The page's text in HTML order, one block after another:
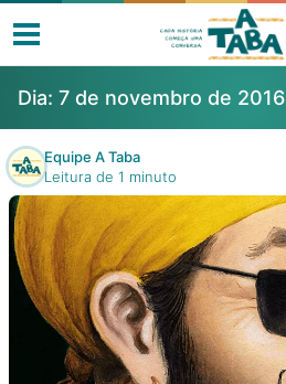
Livros
Resenhas
Clube de Leitores
Listas
Dia: 7 de novembro de 2016
Equipe A Taba
Leitura de 1 minuto